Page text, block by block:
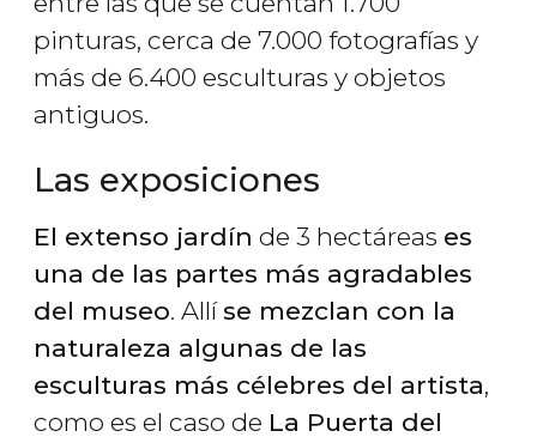
pinturas, cerca de 7.000 fotografías y
más de 6.400 esculturas y objetos
antiguos.
Las exposiciones
El extenso jardín de 3 hectáreas es
una de las partes más agradables
del museo. Allíse mezclan con la
naturaleza algunas de las
esculturas más célebres del artista,
como es el caso de La Puerta del